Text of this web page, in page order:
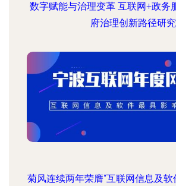
数字赋能与治理变革 互联网+政务
府治理创新路径研究
菊风连续两年荣膺“互联网信息及